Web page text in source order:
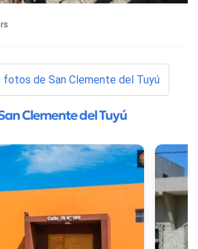
fotos de San Clemente del Tuyú
Clemente del Tuyú